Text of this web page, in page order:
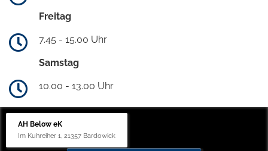
Freitag
7.45 - 15.00 Uhr
Samstag
10.00 - 13.00 Uhr
AH Below eK
Im Kuhreiher 1, 21357 Bardowick